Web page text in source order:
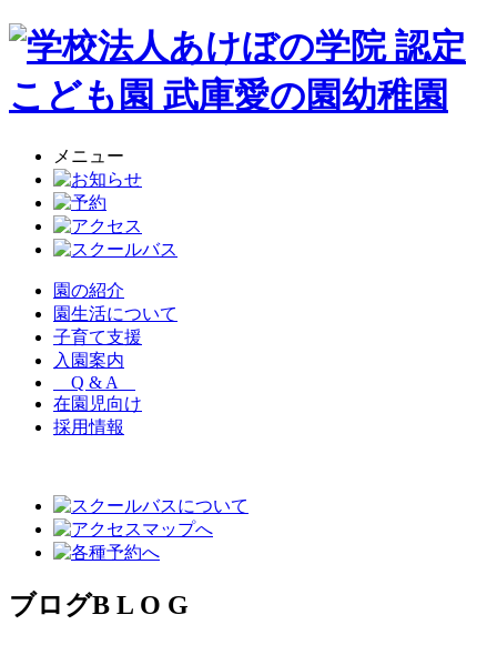
メニュー
園の紹介
園生活について
子育て支援
入園案内
Q & A
在園児向け
採用情報
ブログB L O G